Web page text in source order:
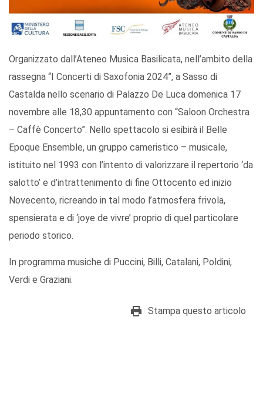
Organizzato dall’Ateneo Musica Basilicata, nell’ambito della
rassegna “I Concerti di Saxofonia 2024”, a Sasso di
Castalda nello scenario di Palazzo De Luca domenica 17
novembre alle 18,30 appuntamento con “Saloon Orchestra
– Caffè Concerto”. Nello spettacolo si esibirà il Belle
Epoque Ensemble, un gruppo cameristico – musicale,
istituito nel 1993 con l’intento di valorizzare il repertorio ‘da
salotto’ e d’intrattenimento di fine Ottocento ed inizio
Novecento, ricreando in tal modo l’atmosfera frivola,
spensierata e di ‘joye de vivre’ proprio di quel particolare
periodo storico.
In programma musiche di Puccini, Billi, Catalani, Poldini,
Verdi e Graziani.
Stampa questo articolo